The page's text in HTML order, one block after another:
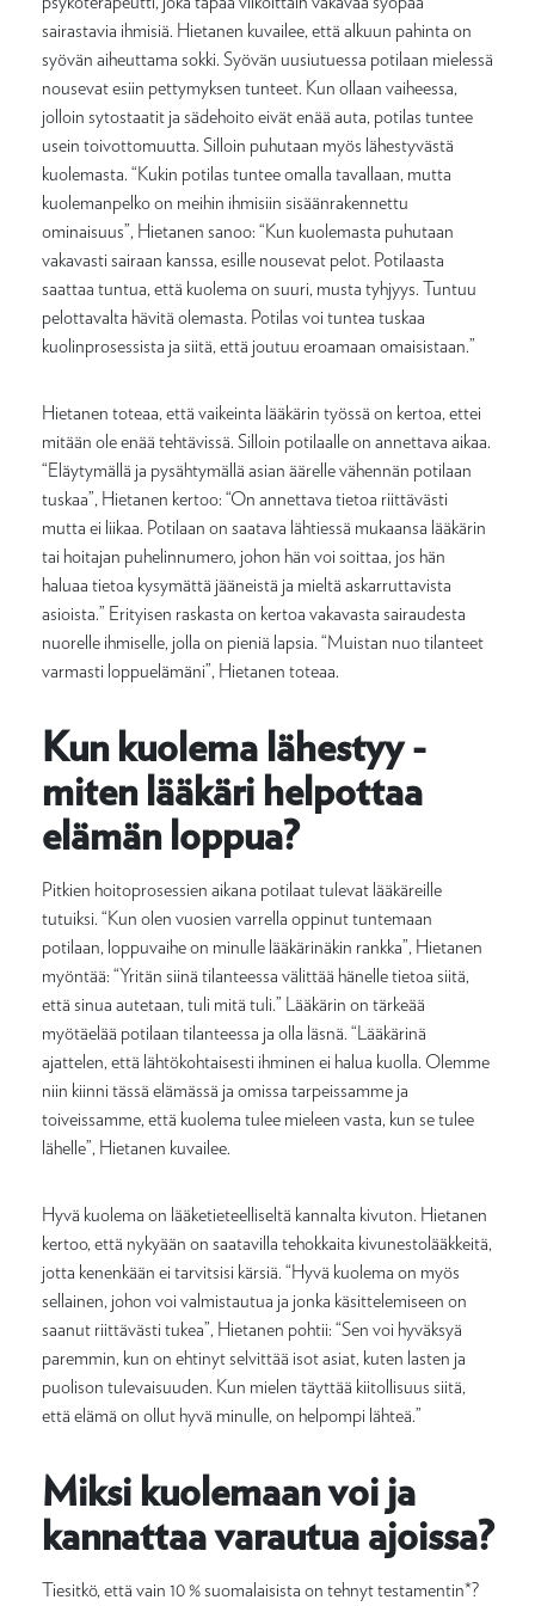
sairastavia ihmisiä. Hietanen kuvailee, että alkuun pahinta on
syövän aiheuttama sokki. Syövän uusiutuessa potilaan mielessä
nousevat esiin pettymyksen tunteet. Kun ollaan vaiheessa,
jolloin sytostaatit ja sädehoito eivät enää auta, potilas tuntee
usein toivottomuutta. Silloin puhutaan myös lähestyvästä
kuolemasta. “Kukin potilas tuntee omalla tavallaan, mutta
kuolemanpelko on meihin ihmisiin sisäänrakennettu
ominaisuus”, Hietanen sanoo: “Kun kuolemasta puhutaan
vakavasti sairaan kanssa, esille nousevat pelot. Potilaasta
saattaa tuntua, että kuolema on suuri, musta tyhjyys. Tuntuu
pelottavalta hävitä olemasta. Potilas voi tuntea tuskaa
kuolinprosessista ja siitä, että joutuu eroamaan omaisistaan.”
Hietanen toteaa, että vaikeinta lääkärin työssä on kertoa, ettei
mitään ole enää tehtävissä. Silloin potilaalle on annettava aikaa.
“Eläytymällä ja pysähtymällä asian äärelle vähennän potilaan
tuskaa”, Hietanen kertoo: “On annettava tietoa riittävästi
mutta ei liikaa. Potilaan on saatava lähtiessä mukaansa lääkärin
tai hoitajan puhelinnumero, johon hän voi soittaa, jos hän
haluaa tietoa kysymättä jääneistä ja mieltä askarruttavista
asioista.” Erityisen raskasta on kertoa vakavasta sairaudesta
nuorelle ihmiselle, jolla on pieniä lapsia. “Muistan nuo tilanteet
varmasti loppuelämäni”, Hietanen toteaa.
Kun kuolema lähestyy -
miten lääkäri helpottaa
elämän loppua?
Pitkien hoitoprosessien aikana potilaat tulevat lääkäreille
tutuiksi. “Kun olen vuosien varrella oppinut tuntemaan
potilaan, loppuvaihe on minulle lääkärinäkin rankka”, Hietanen
myöntää: “Yritän siinä tilanteessa välittää hänelle tietoa siitä,
että sinua autetaan, tuli mitä tuli.” Lääkärin on tärkeää
myötäelää potilaan tilanteessa ja olla läsnä. “Lääkärinä
ajattelen, että lähtökohtaisesti ihminen ei halua kuolla. Olemme
niin kiinni tässä elämässä ja omissa tarpeissamme ja
toiveissamme, että kuolema tulee mieleen vasta, kun se tulee
lähelle”, Hietanen kuvailee.
Hyvä kuolema on lääketieteelliseltä kannalta kivuton. Hietanen
kertoo, että nykyään on saatavilla tehokkaita kivunestolääkkeitä,
jotta kenenkään ei tarvitsisi kärsiä. “Hyvä kuolema on myös
sellainen, johon voi valmistautua ja jonka käsittelemiseen on
saanut riittävästi tukea”, Hietanen pohtii: “Sen voi hyväksyä
paremmin, kun on ehtinyt selvittää isot asiat, kuten lasten ja
puolison tulevaisuuden. Kun mielen täyttää kiitollisuus siitä,
että elämä on ollut hyvä minulle, on helpompi lähteä.”
Miksi kuolemaan voi ja
kannattaa varautua ajoissa?
Tiesitkö, että vain 10 % suomalaisista on tehnyt testamentin*?